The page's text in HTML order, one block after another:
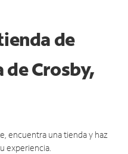
de
de Crosby,
encuentra una tienda y haz
experiencia.